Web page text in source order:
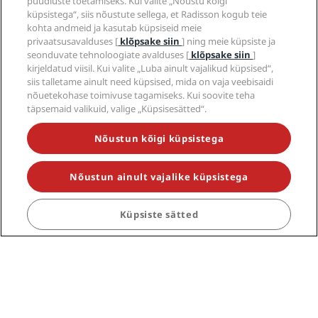
Reisiprofessionaalid
Ettevõte
Juriidiline teave
Abi
Sotsiaalmeedia
Radissoni hotellibrändid
tiktokinstagram
youtubefacebook
whatsapp
pinterest
threads
twitterlinkedin
küpsistega“, siis nõustute sellega, et Radisson kogub teie
kohta andmeid ja kasutab küpsiseid meie
privaatsusavalduses [ klõpsake siin] ning meie küpsiste ja
seonduvate tehnoloogiate avalduses [ klõpsake siin]
kirjeldatud viisil. Kui valite „Luba ainult vajalikud küpsised“,
siis talletame ainult need küpsised, mida on vaja veebisaidi
nõuetekohase toimivuse tagamiseks. Kui soovite teha
täpsemaid valikuid, valige „Küpsisesätted“.
Nõustun kõigi küpsistega
Nõustun ainult vajalike küpsistega
Küpsiste sätted